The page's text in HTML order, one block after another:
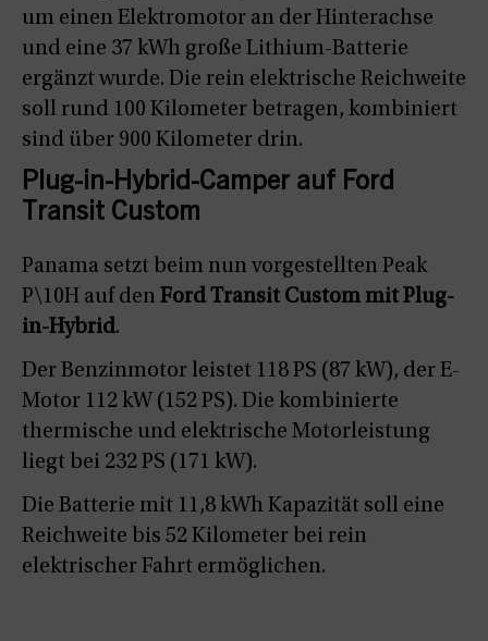
um einen Elektromotor an der Hinterachse
und eine 37 kWh große Lithium-Batterie
ergänzt wurde. Die rein elektrische Reichweite
soll rund 100 Kilometer betragen, kombiniert
sind über 900 Kilometer drin.
Plug-in-Hybrid-Camper auf Ford
Transit Custom
Panama setzt beim nun vorgestellten Peak
P\10H auf den Ford Transit Custom mit Plug-
in-Hybrid.
Der Benzinmotor leistet 118 PS (87 kW), der E-
Motor 112 kW (152 PS). Die kombinierte
thermische und elektrische Motorleistung
liegt bei 232 PS (171 kW).
Die Batterie mit 11,8 kWh Kapazität soll eine
Reichweite bis 52 Kilometer bei rein
elektrischer Fahrt ermöglichen.